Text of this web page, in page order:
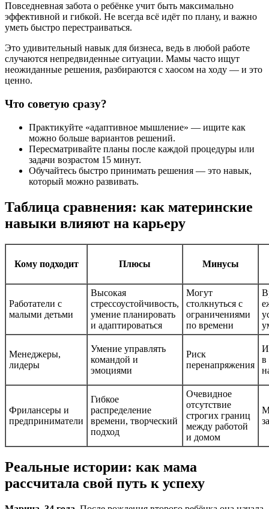
Повседневная забота о ребёнке учит быть максимально
эффективной и гибкой. Не всегда всё идёт по плану, и важно
уметь быстро перестраиваться.
Это удивительный навык для бизнеса, ведь в любой работе
случаются непредвиденные ситуации. Мамы часто ищут
неожиданные решения, разбираются с хаосом на ходу — и это
ценно.
Что советую сразу?
Практикуйте «адаптивное мышление» — ищите как
можно больше вариантов решений.
Пересматривайте планы после каждой процедуры или
задачи возрастом 15 минут.
Обучайтесь быстро принимать решения — это навык,
который можно развивать.
Таблица сравнения: как материнские
навыки влияют на карьеру
Кому подходит Плюсы Минусы
Работатели с
малыми детьми
Высокая
стрессоустойчивость,
умение планировать
и адаптироваться
Могут
столкнуться с
ограничениями
по времени
Менеджеры,
лидеры
Умение управлять
командой и
эмоциями
Риск
перенапряжения
в
Фрилансеры и
предприниматели
Гибкое
распределение
времени, творческий
подход
Очевидное
отсутствие
строгих границ
между работой
и домом
Реальные истории: как мама
рассчитала свой путь к успеху